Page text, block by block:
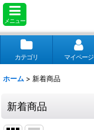
メニュー
カテゴリ マイページ
ホーム > 新着商品
新着商品